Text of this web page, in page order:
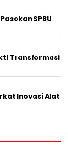
SPBU
Transformasi
Inovasi Alat